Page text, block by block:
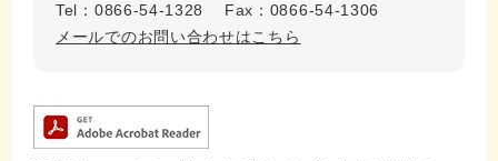
Tel：0866-54-1328
Fax：0866-54-1306
メールでのお問い合わせはこちら